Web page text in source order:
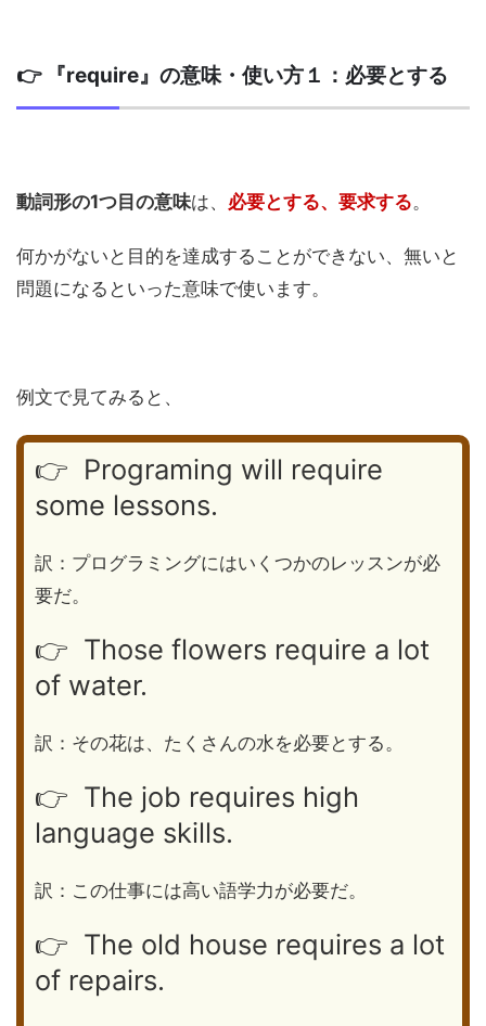
👉 『require』の意味・使い方１：必要とする
動詞形の1つ目の意味は、 必要とする、要求する。
何かがないと目的を達成することができない、無いと
問題になるといった意味で使います。
例文で見てみると、
👉 Programing will require
some lessons.
訳：プログラミングにはいくつかのレッスンが必
要だ。
👉 Those flowers require a lot
of water.
訳：その花は、たくさんの水を必要とする。
👉 The job requires high
language skills.
訳：この仕事には高い語学力が必要だ。
👉 The old house requires a lot
of repairs.